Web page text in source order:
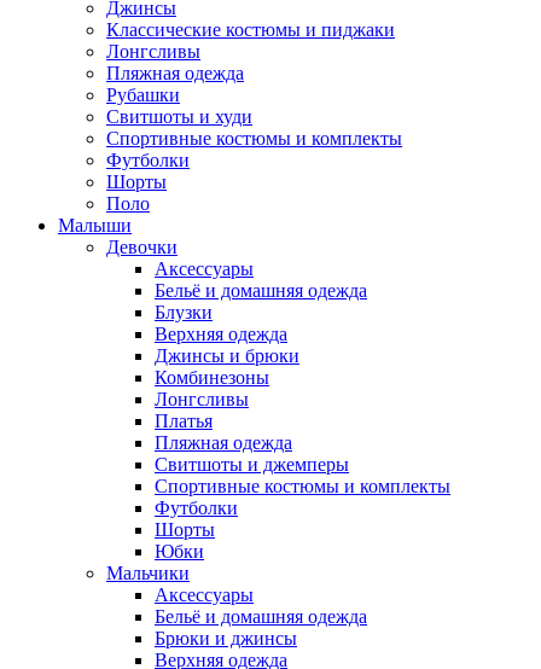
Джинсы
Классические костюмы и пиджаки
Лонгсливы
Пляжная одежда
Рубашки
Свитшоты и худи
Спортивные костюмы и комплекты
Футболки
Шорты
Поло
Малыши
Девочки
Аксессуары
Бельё и домашняя одежда
Блузки
Верхняя одежда
Джинсы и брюки
Комбинезоны
Лонгсливы
Платья
Пляжная одежда
Свитшоты и джемперы
Спортивные костюмы и комплекты
Футболки
Шорты
Юбки
Мальчики
Аксессуары
Бельё и домашняя одежда
Брюки и джинсы
Верхняя одежда